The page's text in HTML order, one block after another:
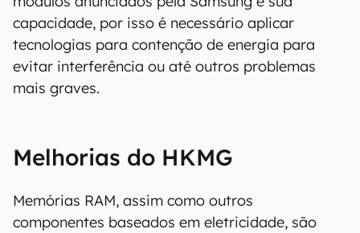
capacidade, por isso é necessário aplicar
tecnologias para contenção de energia para
evitar interferência ou até outros problemas
mais graves.
Melhorias do HKMG
Memórias RAM, assim como outros
componentes baseados em eletricidade, são